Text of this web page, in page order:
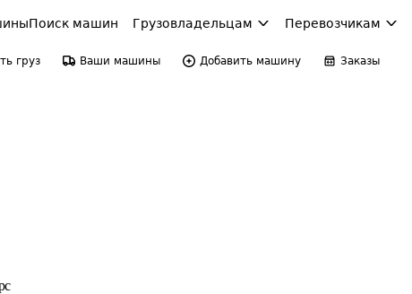
Поиск машин Грузовладельцам Перевозчикам
груз Ваши машины Добавить машину Заказы